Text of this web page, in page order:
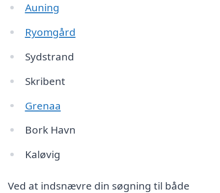
Auning
Ryomgård
Sydstrand
Skribent
Grenaa
Bork Havn
Kaløvig
Ved at indsnævre din søgning til både